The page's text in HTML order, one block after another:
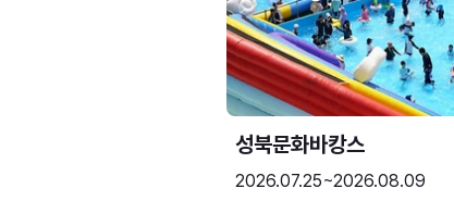
성북문화바캉스
2026.07.25~2026.08.09